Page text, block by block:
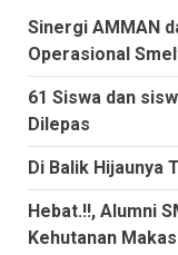
Sinergi AMMAN
Operasional
61 Siswa dan
Dilepas
Di Balik Hijaunya
Hebat.!!, Alumni
Kehutanan